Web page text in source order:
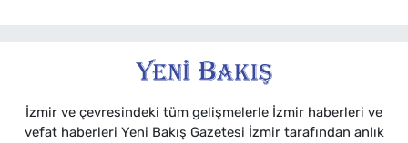
İzmir ve çevresindeki tüm gelişmelerle İzmir haberleri ve
vefat haberleri Yeni Bakış Gazetesi İzmir tarafından anlık